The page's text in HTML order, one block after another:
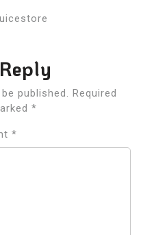
published.
Required
*
*